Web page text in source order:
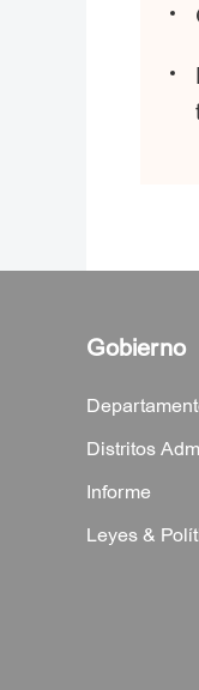
Gobierno
Distritos
Informe
Leyes &